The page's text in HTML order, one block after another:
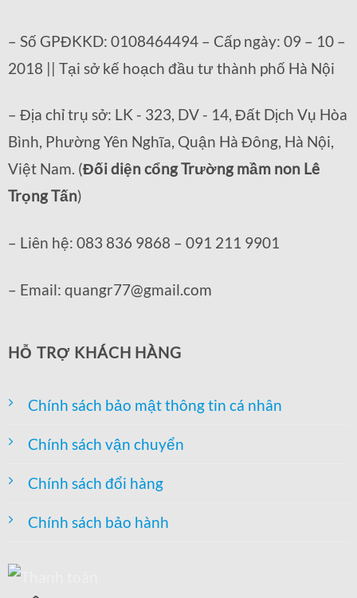
– Số GPĐKKD: 0108464494 – Cấp ngày: 09 – 10 –
2018 || Tại sở kế hoạch đầu tư thành phố Hà Nội
– Địa chỉ trụ sở: LK - 323, DV - 14, Đất Dịch Vụ Hòa
Bình, Phường Yên Nghĩa, Quận Hà Đông, Hà Nội,
Việt Nam. (Đối diện cổng Trường mầm non Lê
Trọng Tấn)
– Liên hệ: 083 836 9868 – 091 211 9901
– Email: quangr77@gmail.com
HỖ TRỢ KHÁCH HÀNG
Chính sách bảo mật thông tin cá nhân
Chính sách vận chuyển
Chính sách đổi hàng
Chính sách bảo hành